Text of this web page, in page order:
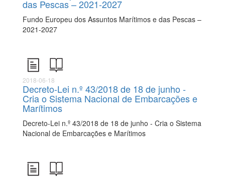
das Pescas – 2021-2027
Fundo Europeu dos Assuntos Marítimos e das Pescas –
2021-2027
2018-06-18
Decreto-Lei n.º 43/2018 de 18 de junho -
Cria o Sistema Nacional de Embarcações e
Marítimos
Decreto-Lei n.º 43/2018 de 18 de junho - Cria o Sistema
Nacional de Embarcações e Marítimos